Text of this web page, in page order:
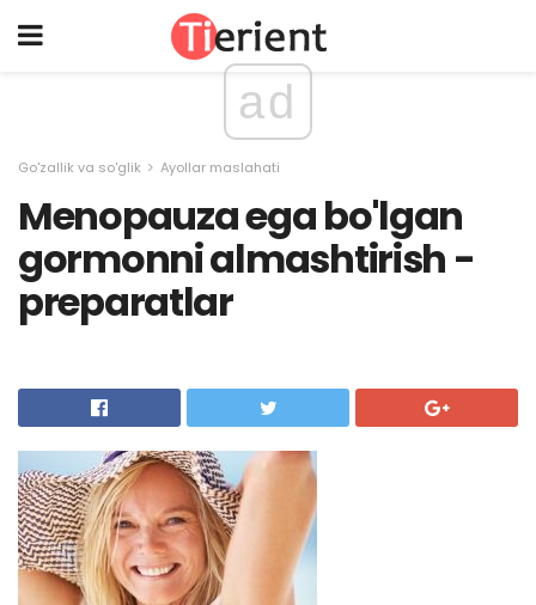
ad
Go'zallik va so'glik Ayollar maslahati
Menopauza ega bo'lgan
gormonni almashtirish -
preparatlar